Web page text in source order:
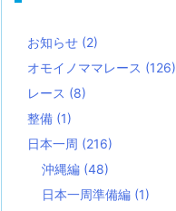
お知らせ (2)
オモイノママレース (126)
レース (8)
整備 (1)
日本一周 (216)
沖縄編 (48)
日本一周準備編 (1)